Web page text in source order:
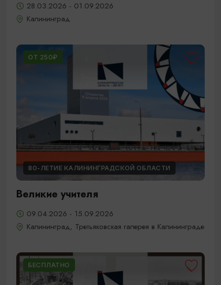
28.03.2026 - 01.09.2026
Калининград
ОТ 250₽
80-ЛЕТИЕ КАЛИНИНГРАДСКОЙ ОБЛАСТИ
Великие учителя
09.04.2026 - 15.09.2026
Калининград, Третьяковская галерея в Калининграде
БЕСПЛАТНО